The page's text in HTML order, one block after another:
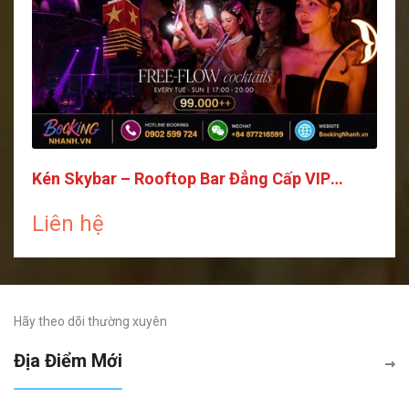
Kén Skybar – Rooftop Bar Đẳng Cấp VIP
Liên hệ
Hãy theo dõi thường xuyên
Địa Điểm Mới